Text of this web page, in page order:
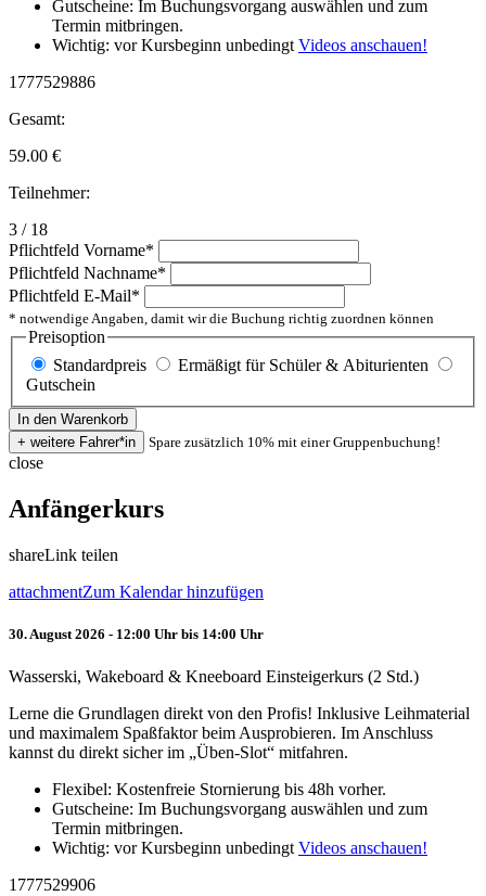
Gutscheine: Im Buchungsvorgang auswählen und zum
Termin mitbringen.
Wichtig: vor Kursbeginn unbedingtVideos anschauen!
1777529886
Gesamt:
59.00 €
Teilnehmer:
3 / 18
Pflichtfeld Vorname*
Pflichtfeld Nachname*
Pflichtfeld E-Mail*
* notwendige Angaben, damit wir die Buchung richtig zuordnen können
Preisoption
Standardpreis
Ermäßigt für Schüler & Abiturienten
Gutschein
Spare zusätzlich 10% mit einer Gruppenbuchung!
close
Anfängerkurs
shareLink teilen
attachmentZum Kalendar hinzufügen
30. August 2026 - 12:00 Uhr bis 14:00 Uhr
Wasserski, Wakeboard & Kneeboard Einsteigerkurs (2 Std.)
Lerne die Grundlagen direkt von den Profis! Inklusive Leihmaterial
und maximalem Spaßfaktor beim Ausprobieren. Im Anschluss
kannst du direkt sicher im „Üben-Slot“ mitfahren.
Flexibel: Kostenfreie Stornierung bis 48h vorher.
Gutscheine: Im Buchungsvorgang auswählen und zum
Termin mitbringen.
Wichtig: vor Kursbeginn unbedingt Videos anschauen!
1777529906